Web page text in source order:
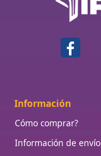
Información
Cómo comprar?
Información de envío